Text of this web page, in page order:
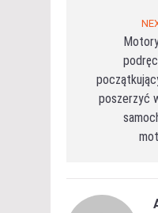
poszerzyć